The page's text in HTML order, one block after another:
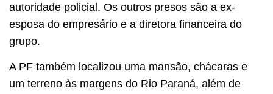
autoridade policial. Os outros presos são a ex-
esposa do empresário e a diretora financeira do
grupo.
A PF também localizou uma mansão, chácaras e
um terreno às margens do Rio Paraná, além de